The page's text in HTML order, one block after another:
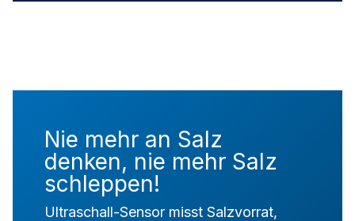
Nie mehr an Salz
denken, nie mehr Salz
schleppen!
Ultraschall-Sensor misst Salzvorrat,